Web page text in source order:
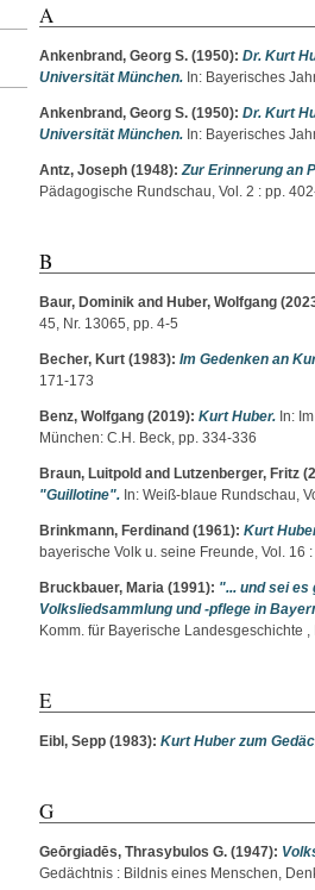
A
Ankenbrand, Georg S. (1950): Dr. Kurt
Universität München.In: Bayerisches
Ankenbrand, Georg S. (1950): Dr. Kurt
Universität München. In: Bayerisches
Antz, Joseph (1948): Zur Erinnerung an
Pädagogische Rundschau, Vol. 2 : pp.
B
Baur, Dominikand Huber, Wolfgang
45, Nr. 13065, pp. 4-5
Becher, Kurt (1983): Im Gedenken an
171-173
Benz, Wolfgang (2019): Kurt Huber. In:
München: C.H. Beck, pp. 334-336
Braun, Luitpold and Lutzenberger, Fritz
"Guillotine". In: Weiß-blaue Rundschau,
Brinkmann, Ferdinand (1961): Kurt
bayerische Volk u. seine Freunde, Vol. 16 :
Bruckbauer, Maria (1991): "... und sei es
Volksliedsammlung und -pflege in
Komm. für Bayerische Landesgeschichte ,
E
Eibl, Sepp (1983): Kurt Huber zum
G
Geōrgiadēs, Thrasybulos G. (1947):
Gedächtnis : Bildnis eines Menschen,